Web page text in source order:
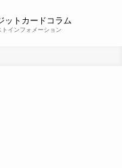
ットカードコラム
トインフォメーション